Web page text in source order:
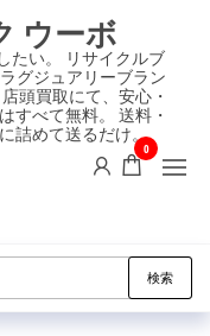
ウーボ
たい。 リサイクルブ
グジュアリーブラン
頭買取にて、安心・
すべて無料。 送料・
詰めて送るだけ。
0
検索